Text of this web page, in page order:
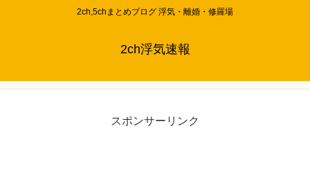
2ch,5chまとめブログ 浮気・離婚・修羅場
2ch浮気速報
スポンサーリンク